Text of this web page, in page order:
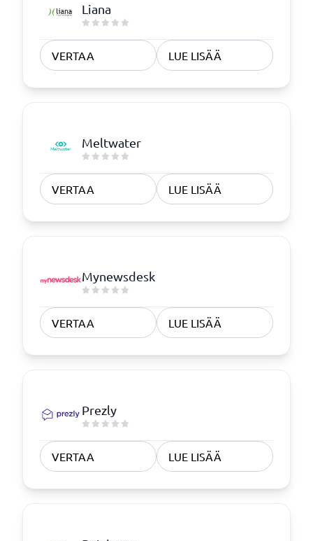
Liana
VERTAA LUE LISÄÄ
Meltwater
VERTAA LUE LISÄÄ
Mynewsdesk
VERTAA LUE LISÄÄ
Prezly
VERTAA LUE LISÄÄ